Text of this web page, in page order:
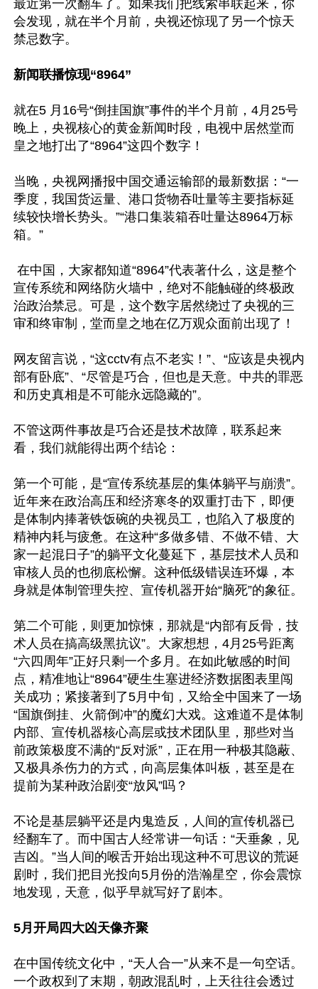
最近第一次翻车了。如果我们把线索串联起来，你
会发现，就在半个月前，央视还惊现了另一个惊天
禁忌数字。
新闻联播惊现“8964”
就在5 月16号“倒挂国旗”事件的半个月前，4月25号
晚上，央视核心的黄金新闻时段，电视中居然堂而
皇之地打出了“8964”这四个数字！
当晚，央视网播报中国交通运输部的最新数据：“一
季度，我国货运量、港口货物吞吐量等主要指标延
续较快增长势头。”“港口集装箱吞吐量达8964万标
箱。”
宣传系统和网络防火墙中，绝对不能触碰的终极政
治政治禁忌。可是，这个数字居然绕过了央视的三
审和终审制，堂而皇之地在亿万观众面前出现了！
网友留言说，“这cctv有点不老实！”、“应该是央视内
部有卧底”、“尽管是巧合，但也是天意。中共的罪恶
和历史真相是不可能永远隐藏的”。
不管这两件事故是巧合还是技术故障，联系起来
看，我们就能得出两个结论：
第一个可能，是“宣传系统基层的集体躺平与崩溃”。
近年来在政治高压和经济寒冬的双重打击下，即便
是体制内捧著铁饭碗的央视员工，也陷入了极度的
精神内耗与疲惫。在这种“多做多错、不做不错、大
家一起混日子”的躺平文化蔓延下，基层技术人员和
审核人员的也彻底松懈。这种低级错误连环爆，本
身就是体制管理失控、宣传机器开始“脑死”的象征。
第二个可能，则更加惊悚，那就是“内部有反骨，技
术人员在搞高级黑抗议”。大家想想，4月25号距离
“六四周年”正好只剩一个多月。在如此敏感的时间
点，精准地让“8964”硬生生塞进经济数据图表里闯
关成功；紧接著到了5月中旬，又给全中国来了一场
“国旗倒挂、火箭倒冲”的魔幻大戏。这难道不是体制
内部、宣传机器核心高层或技术团队里，那些对当
前政策极度不满的“反对派”，正在用一种极其隐蔽、
又极具杀伤力的方式，向高层集体叫板，甚至是在
提前为某种政治剧变“放风”吗？
不论是基层躺平还是内鬼造反，人间的宣传机器已
经翻车了。而中国古人经常讲一句话：“天垂象，见
吉凶。”当人间的喉舌开始出现这种不可思议的荒诞
剧时，我们把目光投向5月份的浩瀚星空，你会震惊
地发现，天意，似乎早就写好了剧本。
5月开局四大凶天像齐聚
在中国传统文化中，“天人合一”从来不是一句空话。
一个政权到了末期，朝政混乱时，上天往往会透过